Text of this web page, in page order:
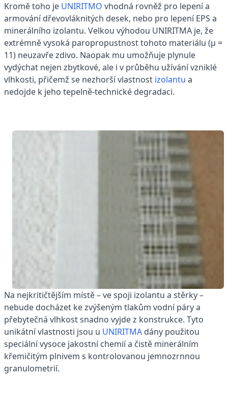
Kromě toho je UNIRITMO vhodná rovněž pro lepení a
armování dřevovláknitých desek, nebo pro lepení EPS a
minerálního izolantu. Velkou výhodou UNIRITMA je, že
extrémně vysoká paropropustnost tohoto materiálu (µ =
11) neuzavře zdivo. Naopak mu umožňuje plynule
vydýchat nejen zbytkové, ale i v průběhu užívání vzniklé
vlhkosti, přičemž se nezhorší vlastnost izolantu a
nedojde k jeho tepelně-technické degradaci.
Na nejkritičtějším místě – ve spoji izolantu a stěrky –
nebude docházet ke zvýšeným tlakům vodní páry a
přebytečná vlhkost snadno vyjde z konstrukce. Tyto
unikátní vlastnosti jsou u UNIRITMA dány použitou
speciální vysoce jakostní chemií a čistě minerálním
křemičitým plnivem s kontrolovanou jemnozrnnou
granulometrií.